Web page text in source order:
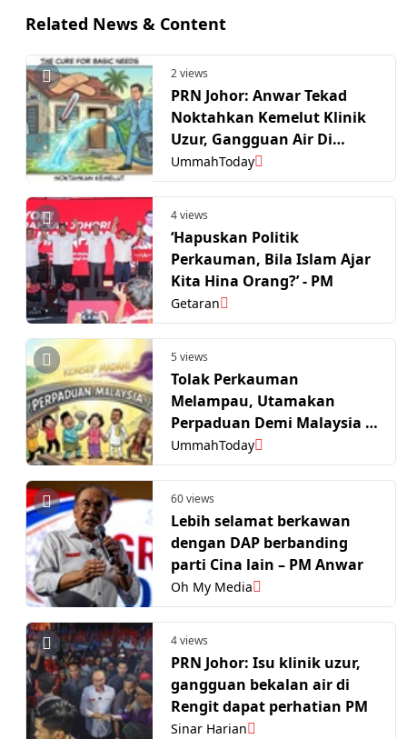
Related News & Content
2 views
PRN Johor: Anwar Tekad
Noktahkan Kemelut Klinik
Uzur, Gangguan Air Di
Rengit
UmmahToday
4 views
‘Hapuskan Politik
Perkauman, Bila Islam Ajar
Kita Hina Orang?’ - PM
Getaran
5 views
Tolak Perkauman
Melampau, Utamakan
Perpaduan Demi Malaysia –
PM Anwar
UmmahToday
60 views
Lebih selamat berkawan
dengan DAP berbanding
parti Cina lain – PM Anwar
Oh My Media
4 views
PRN Johor: Isu klinik uzur,
gangguan bekalan air di
Rengit dapat perhatian PM
Sinar Harian